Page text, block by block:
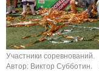
Участники соревнований.
Автор: Виктор Субботин.